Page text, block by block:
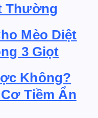
Thường
Mèo Diệt
3 Giọt
Không?
Tiềm Ẩn